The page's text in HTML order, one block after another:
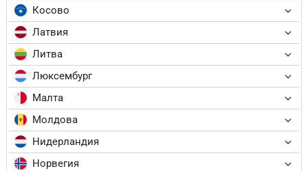
Косово
Латвия
Литва
Люксембург
Малта
Молдова
Нидерландия
Норвегия